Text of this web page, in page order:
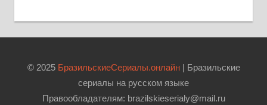
© 2025 БразильскиеСериалы.онлайн| Бразильские
сериалы на русском языке
Правообладателям: brazilskieserialy@mail.ru